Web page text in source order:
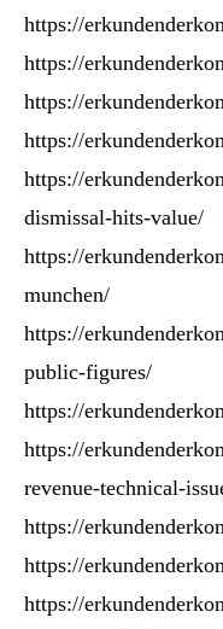
https://
https://
https://
https://
https://
dismissal-hits-value/
https://
munchen/
https://
public-figures/
https://
https://
revenue-technical-
https://
https://
https://